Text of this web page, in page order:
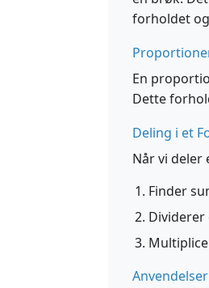
forholdet
En
Dette
Deling i et
Når vi
Finder